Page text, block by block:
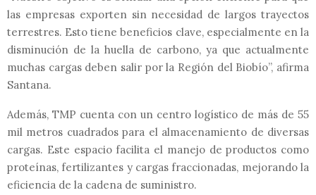
las empresas exporten sin necesidad de largos trayectos
terrestres. Esto tiene beneficios clave, especialmente en la
disminución de la huella de carbono, ya que actualmente
muchas cargas deben salir por la Región del Biobío”, afirma
Santana.
Además, TMP cuenta con un centro logístico de más de 55
mil metros cuadrados para el almacenamiento de diversas
cargas. Este espacio facilita el manejo de productos como
proteínas, fertilizantes y cargas fraccionadas, mejorando la
eficiencia de la cadena de suministro.